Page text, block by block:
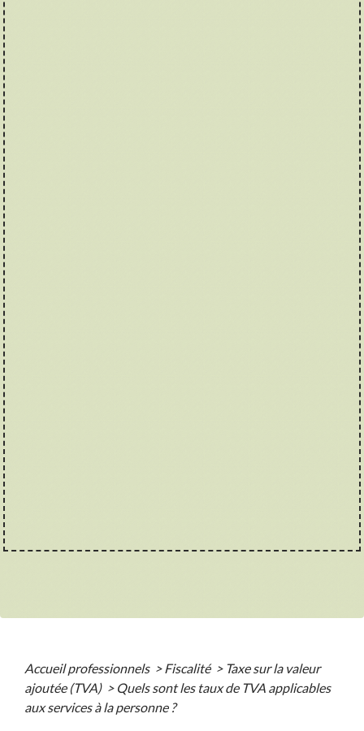
Accueil professionnels > Fiscalité > Taxe sur la valeur
ajoutée (TVA) > Quels sont les taux de TVA applicables
aux services à la personne ?